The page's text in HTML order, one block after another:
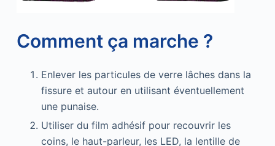
Comment ça marche ?
Enlever les particules de verre lâches dans la
fissure et autour en utilisant éventuellement
une punaise.
Utiliser du film adhésif pour recouvrir les
coins, le haut-parleur, les LED, la lentille de